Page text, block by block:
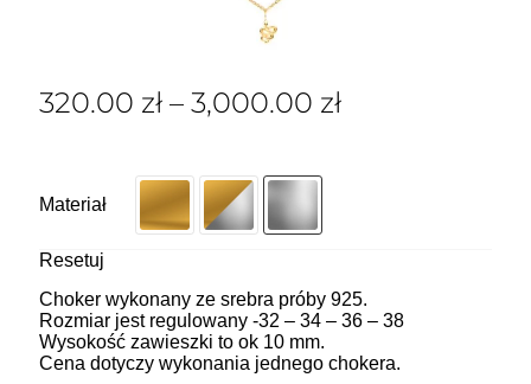
320.00 zł – 3,000.00 zł
Materiał
Resetuj
Choker wykonany ze srebra próby 925.
Rozmiar jest regulowany -32 – 34 – 36 – 38
Wysokość zawieszki to ok 10 mm.
Cena dotyczy wykonania jednego chokera.